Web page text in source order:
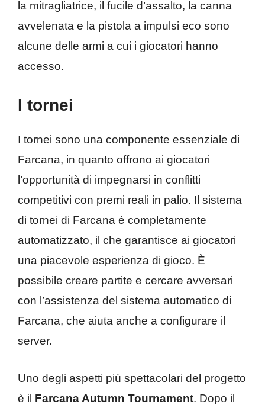
la mitragliatrice, il fucile d’assalto, la canna
avvelenata e la pistola a impulsi eco sono
alcune delle armi a cui i giocatori hanno
accesso.
I tornei
I tornei sono una componente essenziale di
Farcana, in quanto offrono ai giocatori
l’opportunità di impegnarsi in conflitti
competitivi con premi reali in palio. Il sistema
di tornei di Farcana è completamente
automatizzato, il che garantisce ai giocatori
una piacevole esperienza di gioco. È
possibile creare partite e cercare avversari
con l’assistenza del sistema automatico di
Farcana, che aiuta anche a configurare il
server.
Uno degli aspetti più spettacolari del progetto
è il Farcana Autumn Tournament. Dopo il